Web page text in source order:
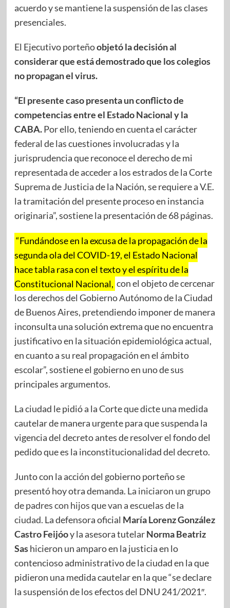
acuerdo y se mantiene la suspensión de las clases
presenciales.
El Ejecutivo porteñoobjetó la decisión al
considerar que está demostrado que los colegios
no propagan el virus.
“El presente caso presenta un conflicto de
competencias entre el Estado Nacional y la
CABA.Por ello, teniendo en cuenta el carácter
federal de las cuestiones involucradas y la
jurisprudencia que reconoce el derecho de mi
representada de acceder a los estrados de la Corte
Suprema de Justicia de la Nación, se requiere a V.E.
la tramitación del presente proceso en instancia
originaria”, sostiene la presentación de 68 páginas.
“Fundándose en la excusa de la propagación de la
segunda ola del COVID-19, el Estado Nacional
hace tabla rasa con el texto y el espíritu de la
Constitucional Nacional, con el objeto de cercenar
los derechos del Gobierno Autónomo de la Ciudad
de Buenos Aires, pretendiendo imponer de manera
inconsulta una solución extrema que no encuentra
justificativo en la situación epidemiológica actual,
en cuanto a su real propagación en el ámbito
escolar”, sostiene el gobierno en uno de sus
principales argumentos.
La ciudad le pidió a la Corte que dicte una medida
cautelar de manera urgente para que suspenda la
vigencia del decreto antes de resolver el fondo del
pedido que es la inconstitucionalidad del decreto.
Junto con la acción del gobierno porteño se
presentó hoy otra demanda. La iniciaron un grupo
de padres con hijos que van a escuelas de la
ciudad. La defensora oficial María Lorenz González
Castro Feijóoy la asesora tutelarNorma Beatriz
Sashicieron un amparo en la justicia en lo
contencioso administrativo de la ciudad en la que
pidieron una medida cautelar en la que “se declare
la suspensión de los efectos del DNU 241/2021″.